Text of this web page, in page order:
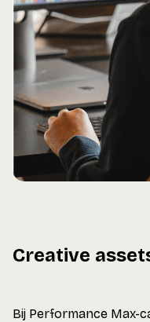
Creative
Bij Performance Max-